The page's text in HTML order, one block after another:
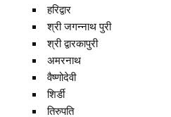
हरिद्वार
श्री जगन्नाथ पुरी
श्री द्वारकापुरी
अमरनाथ
वैष्णोदेवी
शिर्डी
तिरुपति